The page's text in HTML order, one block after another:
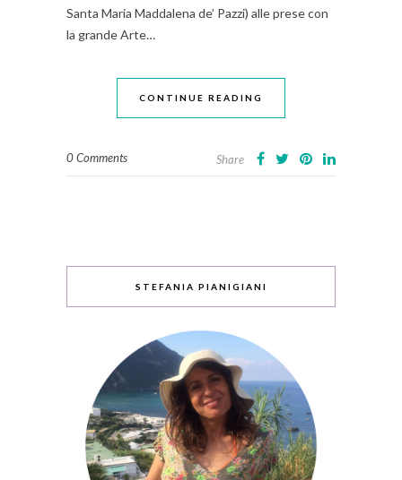
Santa Maria Maddalena de’ Pazzi) alle prese con
la grande Arte…
CONTINUE READING
0 Comments Share
STEFANIA PIANIGIANI